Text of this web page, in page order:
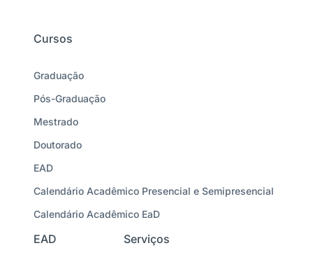
Cursos
Graduação
Pós-Graduação
Mestrado
Doutorado
EAD
Calendário Acadêmico Presencial e Semipresencial
Calendário Acadêmico EaD
EAD Serviços